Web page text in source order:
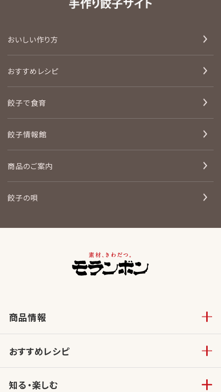
おいしい作り方
おすすめレシピ
餃子で食育
餃子情報館
商品のご案内
餃子の唄
商品情報
おすすめレシピ
知る・楽しむ